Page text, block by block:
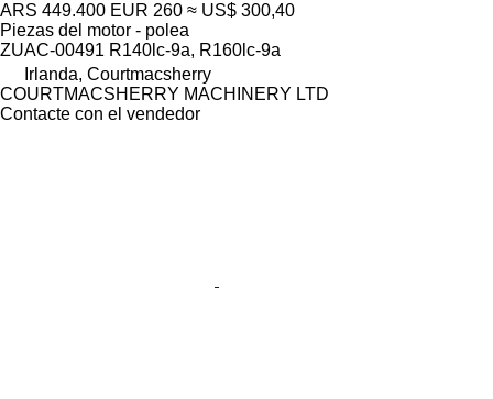
ARS 449.400 EUR 260 ≈ US$ 300,40
Piezas del motor - polea
ZUAC-00491 R140lc-9a, R160lc-9a
Irlanda, Courtmacsherry
COURTMACSHERRY MACHINERY LTD
Contacte con el vendedor